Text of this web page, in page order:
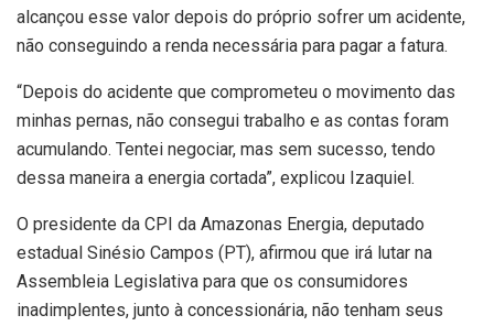
alcançou esse valor depois do próprio sofrer um acidente,
não conseguindo a renda necessária para pagar a fatura.
“Depois do acidente que comprometeu o movimento das
minhas pernas, não consegui trabalho e as contas foram
acumulando. Tentei negociar, mas sem sucesso, tendo
dessa maneira a energia cortada”, explicou Izaquiel.
O presidente da CPI da Amazonas Energia, deputado
estadual Sinésio Campos (PT), afirmou que irá lutar na
Assembleia Legislativa para que os consumidores
inadimplentes, junto à concessionária, não tenham seus